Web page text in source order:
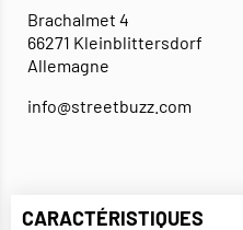
Brachalmet 4
66271 Kleinblittersdorf
Allemagne
info@streetbuzz.com
CARACTÉRISTIQUES